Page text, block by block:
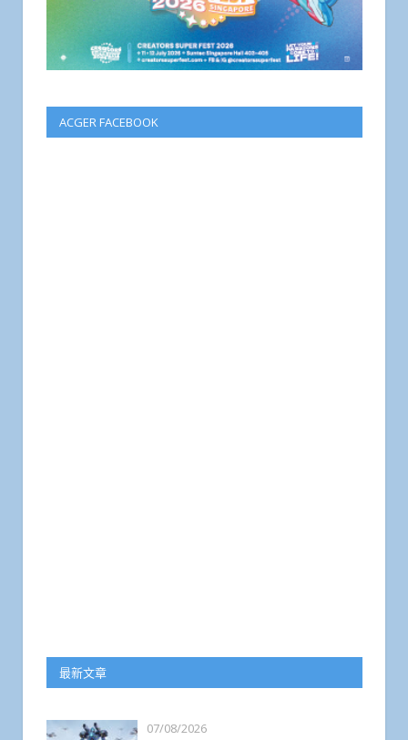
ACGER FACEBOOK
最新文章
07/08/2026